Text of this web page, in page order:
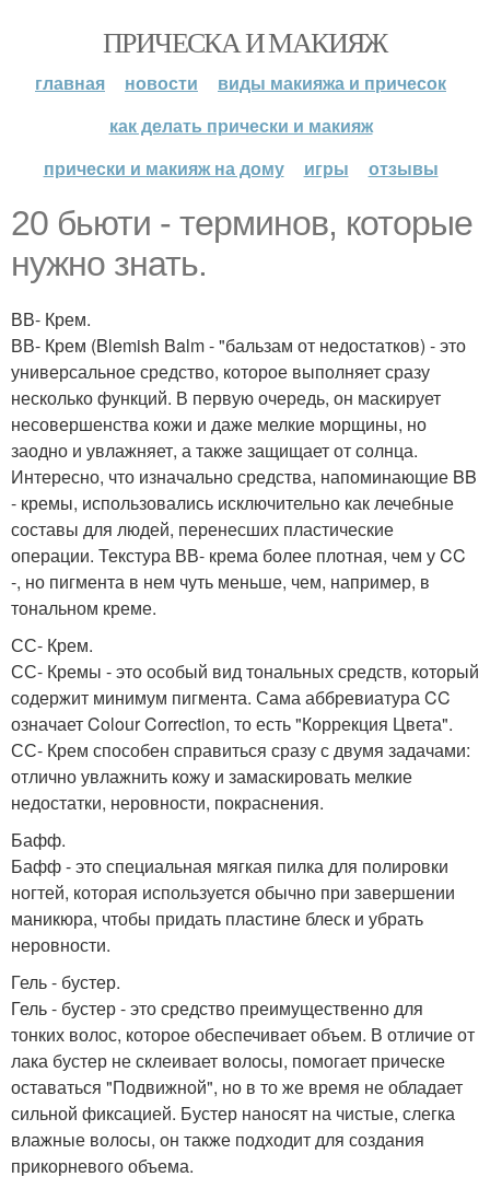
ПРИЧЕСКА И МАКИЯЖ
главная новости
виды макияжа и причесок
как делать прически и макияж
прически и макияж на дому
игры отзывы
20 бьюти - терминов, которые
нужно знать.
ВВ- Крем.
ВВ- Крем (Blemish Balm - "бальзам от недостатков) - это
универсальное средство, которое выполняет сразу
несколько функций. В первую очередь, он маскирует
несовершенства кожи и даже мелкие морщины, но
заодно и увлажняет, а также защищает от солнца.
Интересно, что изначально средства, напоминающие BB
- кремы, использовались исключительно как лечебные
составы для людей, перенесших пластические
операции. Текстура ВВ- крема более плотная, чем у CC
-, но пигмента в нем чуть меньше, чем, например, в
тональном креме.
СС- Крем.
СС- Кремы - это особый вид тональных средств, который
содержит минимум пигмента. Сама аббревиатура CC
означает Colour Correction, то есть "Коррекция Цвета".
СС- Крем способен справиться сразу с двумя задачами:
отлично увлажнить кожу и замаскировать мелкие
недостатки, неровности, покраснения.
Бафф.
Бафф - это специальная мягкая пилка для полировки
ногтей, которая используется обычно при завершении
маникюра, чтобы придать пластине блеск и убрать
неровности.
Гель - бустер.
Гель - бустер - это средство преимущественно для
тонких волос, которое обеспечивает объем. В отличие от
лака бустер не склеивает волосы, помогает прическе
оставаться "Подвижной", но в то же время не обладает
сильной фиксацией. Бустер наносят на чистые, слегка
влажные волосы, он также подходит для создания
прикорневого объема.